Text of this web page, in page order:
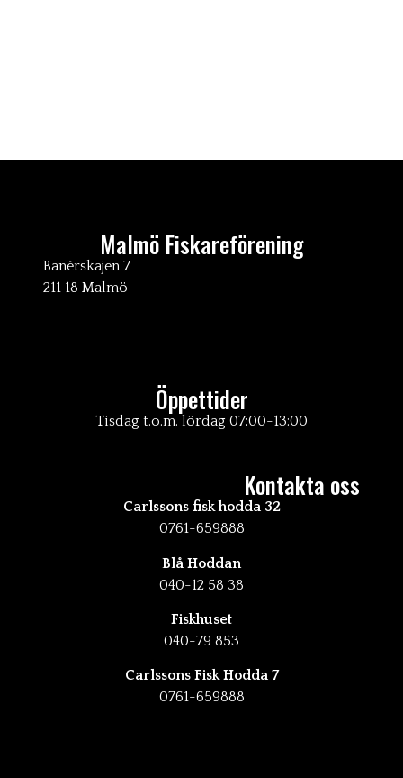
Malmö Fiskareförening
Banérskajen 7
211 18 Malmö
Öppettider
Tisdag t.o.m. lördag 07:00-13:00
Kontakta oss
Carlssons fisk hodda 32
0761-659888
Blå Hoddan
040-12 58 38
Fiskhuset
040-79 853
Carlssons Fisk Hodda 7
0761-659888